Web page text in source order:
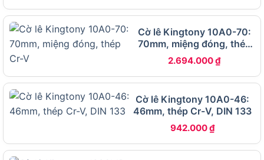
những người cần một công cụ nhỏ gọn, tiện
dụng để xử lý các chi tiết máy móc.
Cuối cùng, người dùng cá nhân tại gia đình
cũng có thể tận dụng sản phẩm này để sửa
chữa đồ dùng hàng ngày như đồ gia dụng hoặc
xe đạp.
Sau đây, chúng ta sẽ đi sâu vào các đặc điểm nổi
bật của sản phẩm.
Cờ lê Kingtony 10A0-70:
70mm, miệng đóng, thép
Cr-V
2.694.000₫
Cờ lê Kingtony 10A0-46:
46mm, thép Cr-V, DIN 133
942.000₫